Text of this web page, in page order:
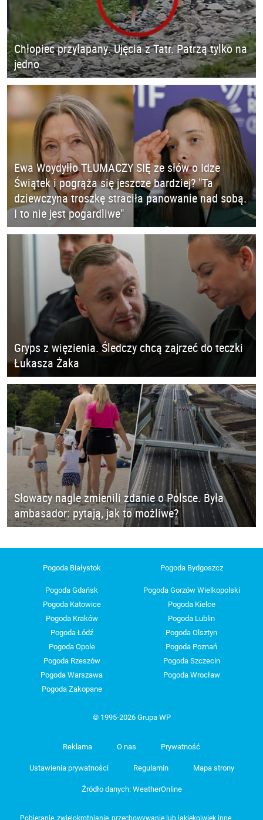
Chłopiec przyłapany. Ujęcia z Tatr. Patrzą tylko na
jedno
Ewa Woydyłło TŁUMACZY SIĘ ze słów o Idze
Świątek i pogrąża się jeszcze bardziej? "Ta
dziewczyna troszkę straciła panowanie nad sobą.
I to nie jest pogardliwe"
Gryps z więzienia. Śledczy chcą zajrzeć do teczki
Łukasza Żaka
Słowacy nagle zmienili zdanie o Polsce. Była
ambasador: pytają, jak to możliwe?
Pogoda Białystok Pogoda Bydgoszcz
Pogoda Gdańsk
Pogoda Gorzów Wielkopolski
Pogoda Katowice
Pogoda Kielce
Pogoda Kraków
Pogoda Lublin
Pogoda Łódź
Pogoda Olsztyn
Pogoda Opole
Pogoda Poznań
Pogoda Rzeszów
Pogoda Szczecin
Pogoda Warszawa
Pogoda Wrocław
Pogoda Zakopane
© 1995-2026 Grupa WP
Reklama O nas Prywatność
Ustawienia prywatności Regulamin Mapa strony
Źródło danych: WeatherOnline
Pobieranie, zwielokrotnianie, przechowywanie lub jakiekolwiek inne